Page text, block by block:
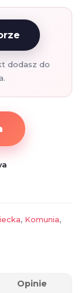
dodasz do
, Komunia,
Opinie